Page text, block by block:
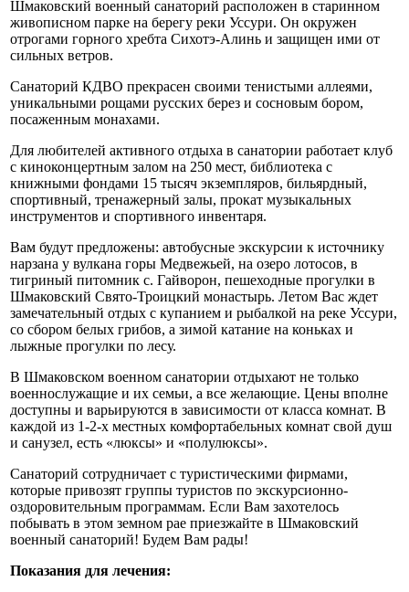
Шмаковский военный санаторий расположен в старинном
живописном парке на берегу реки Уссури. Он окружен
отрогами горного хребта Сихотэ-Алинь и защищен ими от
сильных ветров.
Санаторий КДВО прекрасен своими тенистыми аллеями,
уникальными рощами русских берез и сосновым бором,
посаженным монахами.
Для любителей активного отдыха в санатории работает клуб
с киноконцертным залом на 250 мест, библиотека с
книжными фондами 15 тысяч экземпляров, бильярдный,
спортивный, тренажерный залы, прокат музыкальных
инструментов и спортивного инвентаря.
Вам будут предложены: автобусные экскурсии к источнику
нарзана у вулкана горы Медвежьей, на озеро лотосов, в
тигриный питомник с. Гайворон, пешеходные прогулки в
Шмаковский Свято-Троицкий монастырь. Летом Вас ждет
замечательный отдых с купанием и рыбалкой на реке Уссури,
со сбором белых грибов, а зимой катание на коньках и
лыжные прогулки по лесу.
В Шмаковском военном санатории отдыхают не только
военнослужащие и их семьи, а все желающие. Цены вполне
доступны и варьируются в зависимости от класса комнат. В
каждой из 1-2-х местных комфортабельных комнат свой душ
и санузел, есть «люксы» и «полулюксы».
Санаторий сотрудничает с туристическими фирмами,
которые привозят группы туристов по экскурсионно-
оздоровительным программам. Если Вам захотелось
побывать в этом земном рае приезжайте в Шмаковский
военный санаторий! Будем Вам рады!
Показания для лечения: